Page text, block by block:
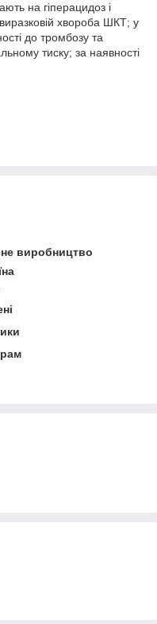
на гіперацидоз і
хвороба ШКТ; у
до тромбозу та
тиску; за наявності
виробництво